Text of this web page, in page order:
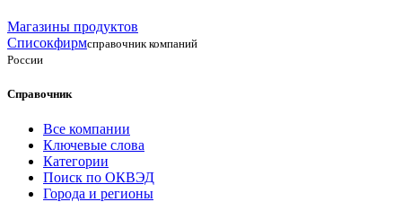
Магазины продуктов
Списокфирмсправочник компаний
России
Справочник
Все компании
Ключевые слова
Категории
Поиск по ОКВЭД
Города и регионы